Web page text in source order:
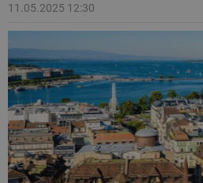
11.05.2025 12:30